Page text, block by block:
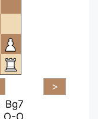
Bg7
O-O